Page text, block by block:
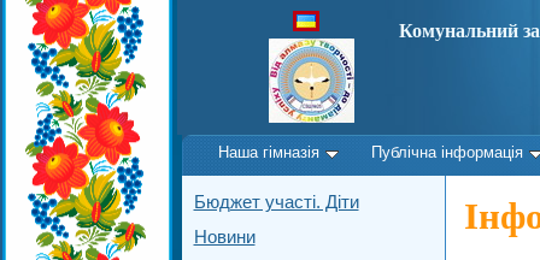
Комунальний
Наша гімназія Публічна інформація
Бюджет участі. Діти
Новини